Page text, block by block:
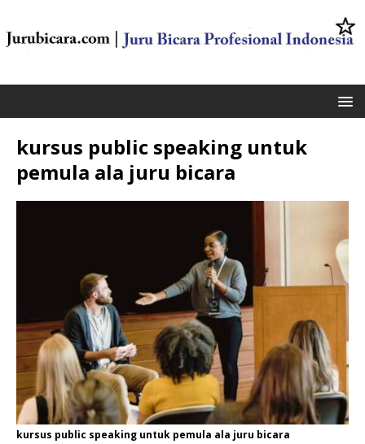
kursus public speaking untuk
pemula ala juru bicara
kursus public speaking untuk pemula ala juru bicara